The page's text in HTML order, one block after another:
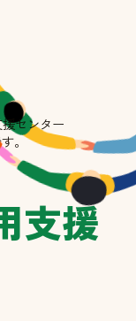
センター
。
支援